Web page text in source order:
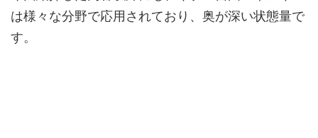
は様々な分野で応用されており、奥が深い状態量で
す。